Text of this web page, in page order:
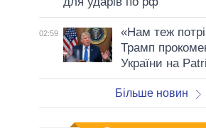
02:59
«Нам теж
Трамп
України на
Більше новин